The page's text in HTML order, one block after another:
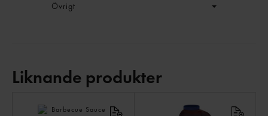
Övrigt
Liknande produkter